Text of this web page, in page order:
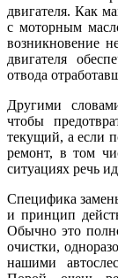
двигателя. Как
с моторным
возникновение
двигателя
отвода
Другими
чтобы
текущий, а если
ремонт, в том
ситуациях речь
Специфика
и принцип
Обычно это
очистки,
нашими